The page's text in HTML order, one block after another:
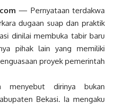
— Pernyataan terdakwa
dugaan suap dan praktik
dinilai membuka tabir baru
pihak lain yang memiliki
proyek pemerintah
menyebut dirinya bukan
Bekasi. Ia mengaku